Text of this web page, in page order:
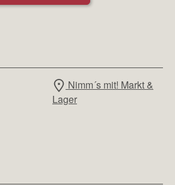
Nimm´s mit! Markt &
Lager